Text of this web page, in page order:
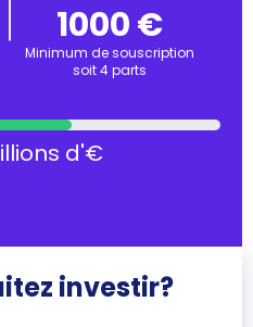
1000 €
Minimum de souscription
soit 4 parts
d'€
investir?